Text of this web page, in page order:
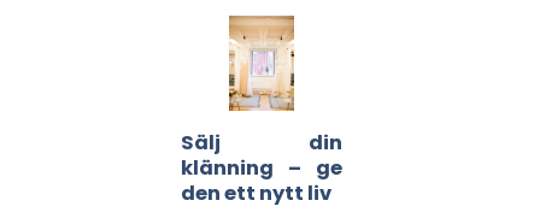
Sälj din
klänning – ge
den ett nytt liv